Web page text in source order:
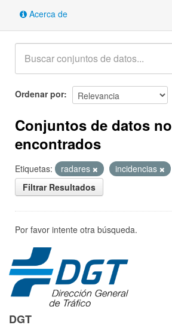
Acerca de
Ordenar por
Conjuntos de datos no
encontrados
Etiquetas: radares incidencias
Filtrar Resultados
Por favor intente otra búsqueda.
DGT